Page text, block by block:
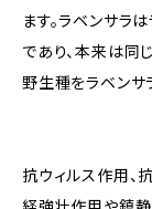
ます。ラベンサラ
であり、本来は同
野生種をラベンサ
抗ウィルス作用、